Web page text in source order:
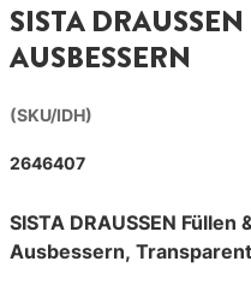
SISTA
AUSBESSERN
(SKU/IDH)
2646407
SISTA DRAUSSEN Füllen
Ausbessern,